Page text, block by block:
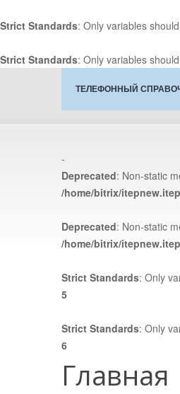
Strict Standards: Only variables
Strict Standards: Only variables
ТЕЛЕФОННЫЙ
-
Deprecated: Non-static
/home/bitrix/
Deprecated: Non-static
/home/bitrix/
Strict Standards: Only
5
Strict Standards: Only
6
Главная